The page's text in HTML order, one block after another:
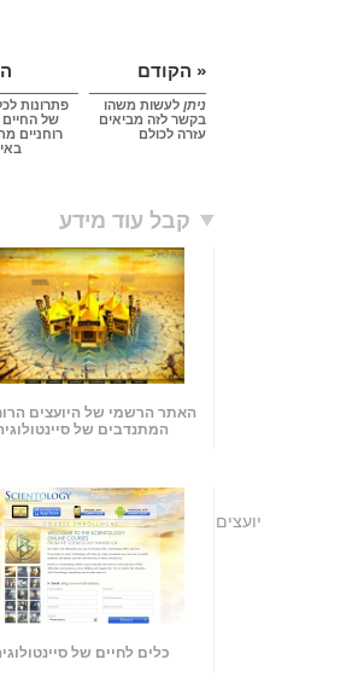
« הקודם
ניתן לעשות משהו
בקשר לזה מביאים
עזרה לכולם
פתרונות
של החיים
רוחניים
קבל עוד מידע
האתר הרשמי של היועצים
המתנדבים של
כלים לחיים של
יועצים